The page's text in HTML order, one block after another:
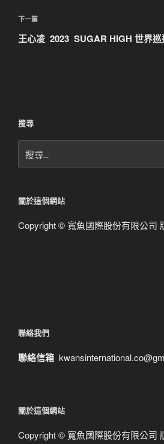
章
下
一
下一篇
王心凌 ​ 2023 ​ SUGAR HIGH 世界
搜尋
尋
字:
關於這個網站
Copyright © 寬魚國際股份有限公司
聯絡我們
聯絡信箱
關於這個網站
Copyright © 寬魚國際股份有限公司